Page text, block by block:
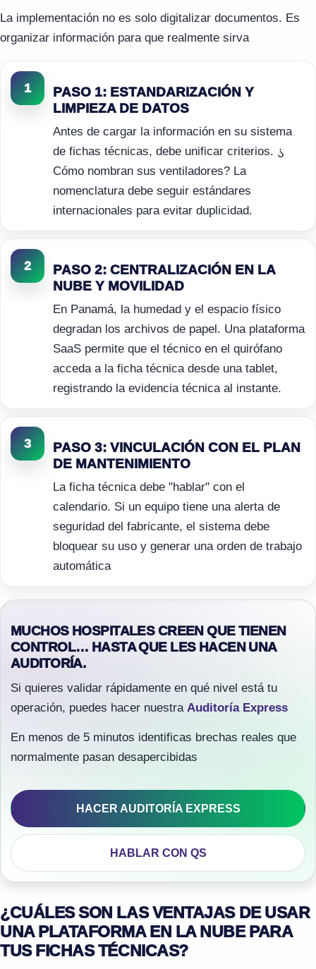
La implementación no es solo digitalizar documentos. Es
organizar información para que realmente sirva
1
PASO 1: ESTANDARIZACIÓN Y
LIMPIEZA DE DATOS
Antes de cargar la información en su sistema
de fichas técnicas, debe unificar criterios. ¿
Cómo nombran sus ventiladores? La
nomenclatura debe seguir estándares
internacionales para evitar duplicidad.
2
PASO 2: CENTRALIZACIÓN EN LA
NUBE Y MOVILIDAD
En Panamá, la humedad y el espacio físico
degradan los archivos de papel. Una plataforma
SaaS permite que el técnico en el quirófano
acceda a la ficha técnica desde una tablet,
registrando la evidencia técnica al instante.
3
PASO 3: VINCULACIÓN CON EL PLAN
DE MANTENIMIENTO
La ficha técnica debe "hablar" con el
calendario. Si un equipo tiene una alerta de
seguridad del fabricante, el sistema debe
bloquear su uso y generar una orden de trabajo
automática
MUCHOS HOSPITALES CREEN QUE TIENEN
CONTROL… HASTA QUE LES HACEN UNA
AUDITORÍA.
Si quieres validar rápidamente en qué nivel está tu
operación, puedes hacer nuestra Auditoría Express
En menos de 5 minutos identificas brechas reales que
normalmente pasan desapercibidas
HACER AUDITORÍA EXPRESS
HABLAR CON QS
¿CUÁLES SON LAS VENTAJAS DE USAR
UNA PLATAFORMA EN LA NUBE PARA
TUS FICHAS TÉCNICAS?